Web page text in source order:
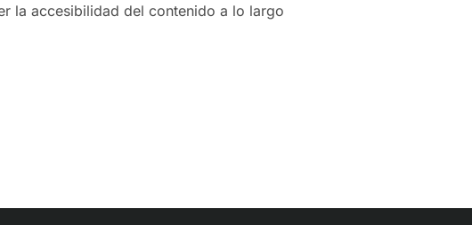
la accesibilidad del contenido a lo largo